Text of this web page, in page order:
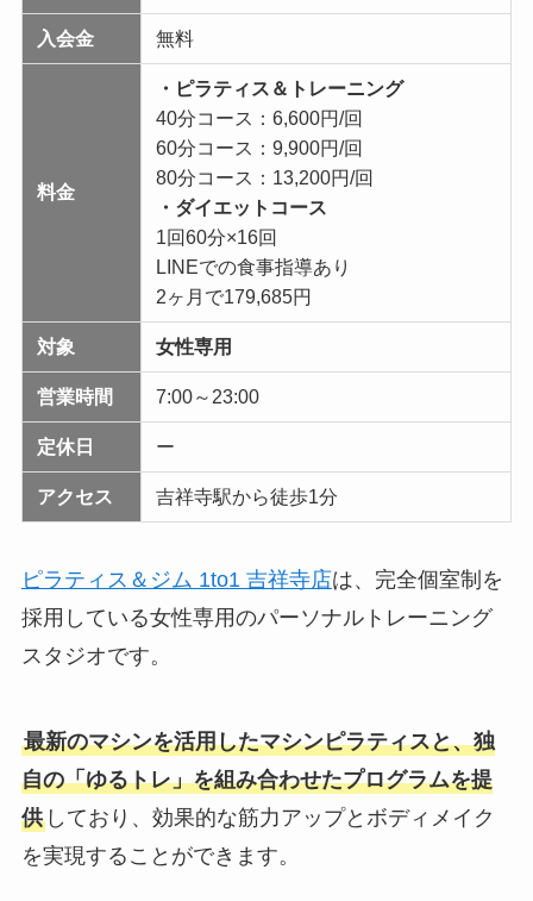
入会金 無料
料金
・ピラティス＆トレーニング
40分コース：6,600円/回
60分コース：9,900円/回
80分コース：13,200円/回
・ダイエットコース
1回60分×16回
LINEでの食事指導あり
2ヶ月で179,685円
対象 女性専用
営業時間 7:00～23:00
定休日 ー
アクセス 吉祥寺駅から徒歩1分
ピラティス＆ジム 1to1 吉祥寺店は、完全個室制を
採用している女性専用のパーソナルトレーニング
スタジオです。
最新のマシンを活用したマシンピラティスと、独
自の「ゆるトレ」を組み合わせたプログラムを提
供しており、効果的な筋力アップとボディメイク
を実現することができます。